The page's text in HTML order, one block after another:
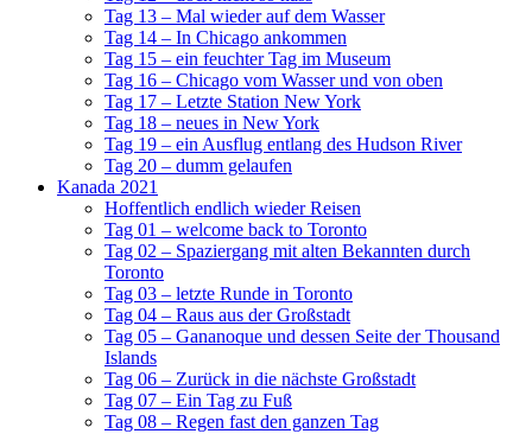
Tag 13 – Mal wieder auf dem Wasser
Tag 14 – In Chicago ankommen
Tag 15 – ein feuchter Tag im Museum
Tag 16 – Chicago vom Wasser und von oben
Tag 17 – Letzte Station New York
Tag 18 – neues in New York
Tag 19 – ein Ausflug entlang des Hudson River
Tag 20 – dumm gelaufen
Kanada 2021
Hoffentlich endlich wieder Reisen
Tag 01 – welcome back to Toronto
Tag 02 – Spaziergang mit alten Bekannten durch
Toronto
Tag 03 – letzte Runde in Toronto
Tag 04 – Raus aus der Großstadt
Tag 05 – Gananoque und dessen Seite der Thousand
Islands
Tag 06 – Zurück in die nächste Großstadt
Tag 07 – Ein Tag zu Fuß
Tag 08 – Regen fast den ganzen Tag